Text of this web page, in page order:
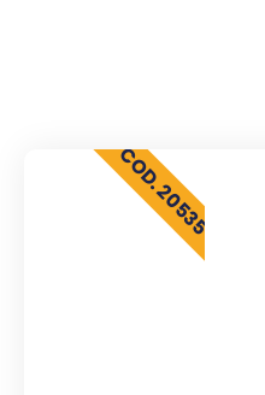
COD. 20535